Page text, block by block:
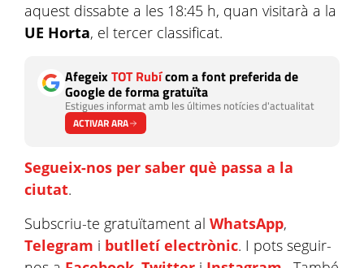
aquest dissabte a les 18:45 h, quan visitarà a la
UE Horta, el tercer classificat.
AfegeixTOT Rubícom a font preferida de
Google de forma gratuïta
Estigues informat amb les últimes notícies d'actualitat
ACTIVAR ARA
Segueix-nos per saber què passa a la
ciutat.
Subscriu-te gratuïtament al WhatsApp,
Telegram i butlletí electrònic. I pots seguir-